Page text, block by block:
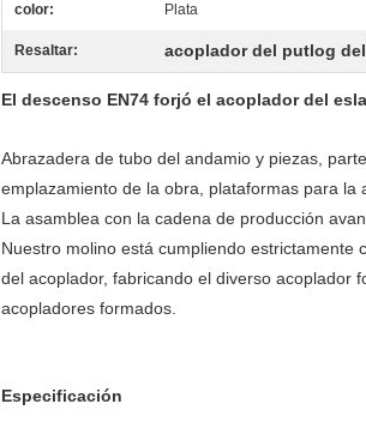
color: Plata
Resaltar: acoplador del putlog
El descenso EN74 forjó el acoplador del
Abrazadera de tubo del andamio y piezas,
emplazamiento de la obra, plataformas para la
La asamblea con la cadena de producción
Nuestro molino está cumpliendo estrictamente
del acoplador, fabricando el diverso acoplador
acopladores formados.
Especificación